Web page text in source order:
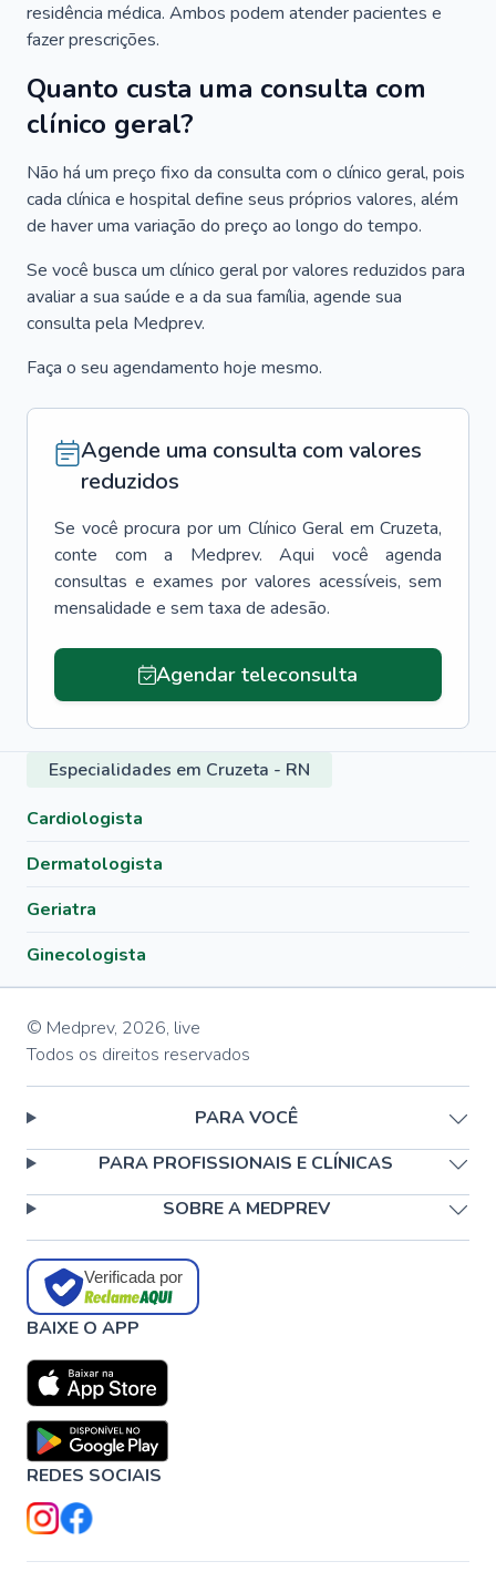
residência médica. Ambos podem atender pacientes e
fazer prescrições.
Quanto custa uma consulta com
clínico geral?
Não há um preço fixo da consulta com o clínico geral, pois
cada clínica e hospital define seus próprios valores, além
de haver uma variação do preço ao longo do tempo.
Se você busca um clínico geral por valores reduzidos para
avaliar a sua saúde e a da sua família, agende sua
consulta pela Medprev.
Faça o seu agendamento hoje mesmo.
Agende uma consulta com valores
reduzidos
Se você procura por um Clínico Geral em Cruzeta,
conte com a Medprev. Aqui você agenda
consultas e exames por valores acessíveis, sem
mensalidade e sem taxa de adesão.
Agendar teleconsulta
Especialidades em Cruzeta - RN
Cardiologista
Dermatologista
Geriatra
Ginecologista
© Medprev, 2026, live
Todos os direitos reservados
PARA VOCÊ
PARA PROFISSIONAIS E CLÍNICAS
SOBRE A MEDPREV
Verificada por
BAIXE O APP
REDES SOCIAIS